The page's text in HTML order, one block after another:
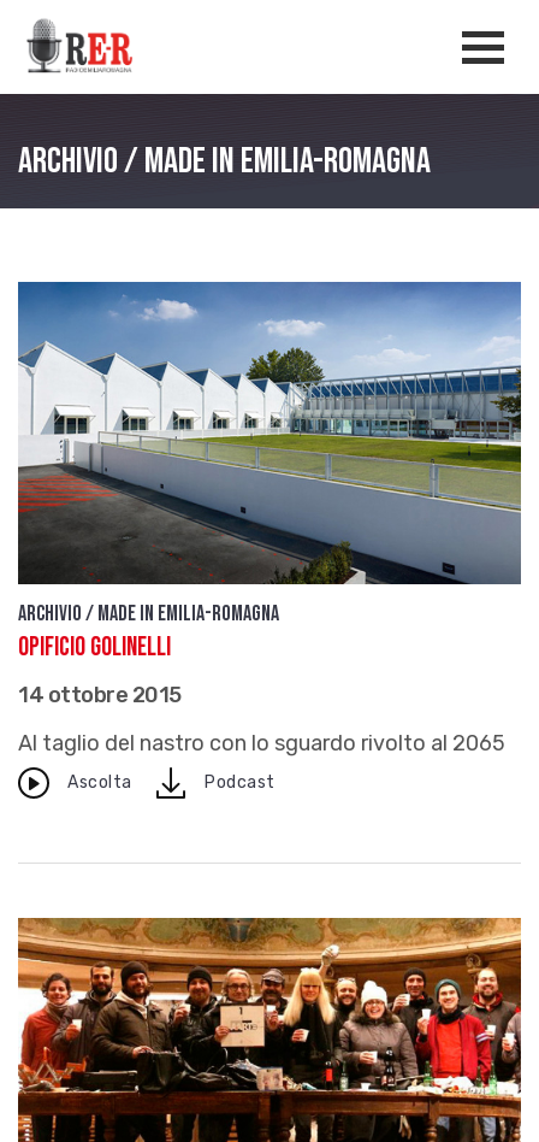
Salta al contenuto principale
Archivio / Made in Emilia-Romagna
Archivio / Made in Emilia-Romagna
Opificio Golinelli
14 ottobre 2015
Al taglio del nastro con lo sguardo rivolto al 2065
Ascolta downloadPodcast